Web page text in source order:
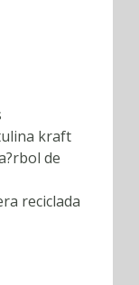
kraft
de
reciclada